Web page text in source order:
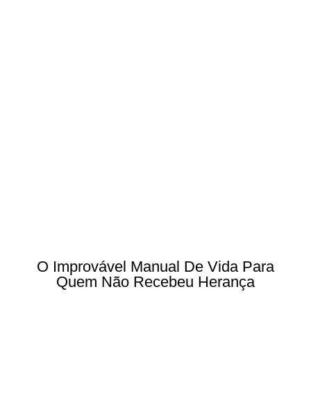
O Improvável Manual De Vida Para
Quem Não Recebeu Herança